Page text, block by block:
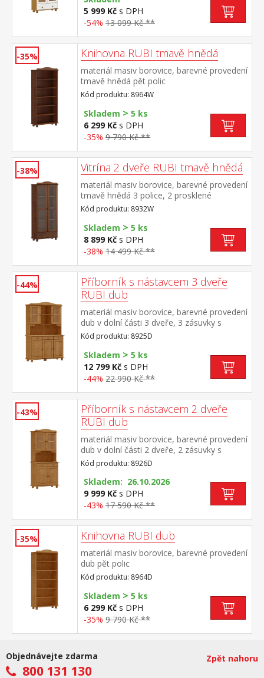
5 999 Kč s DPH
-54% 13 099 Kč **
-35% Knihovna RUBI tmavě hnědá
materiál masiv borovice, barevné provedení
tmavě hnědá pět polic
Kód produktu: 8964W
Skladem > 5 ks
6 299 Kč s DPH
-35% 9 790 Kč **
-38% Vitrína 2 dveře RUBI tmavě hnědá
materiál masiv borovice, barevné provedení
tmavě hnědá 3 police, 2 prosklené
dveře široká zásuvka s kovovými pojezdy
Kód produktu: 8932W
Skladem > 5 ks
8 899 Kč s DPH
-38% 14 499 Kč **
-44%
Příborník s nástavcem 3 dveře
RUBI dub
materiál masiv borovice, barevné provedení
dub v dolní části 3 dveře, 3 zásuvky s
kovovými pojezdy v horní části dvoje
prosklené dveře
Kód produktu: 8925D
Skladem > 5 ks
12 799 Kč s DPH
-44% 22 990 Kč **
-43%
Příborník s nástavcem 2 dveře
RUBI dub
materiál masiv borovice, barevné provedení
dub v dolní části 2 dveře, 2 zásuvky s
kovovými pojezdy v horní části dvoje
prosklené dveře
Kód produktu: 8926D
Skladem: 26.10.2026
9 999 Kč s DPH
-43% 17 590 Kč **
-35% Knihovna RUBI dub
materiál masiv borovice, barevné provedení
dub pět polic
Kód produktu: 8964D
Skladem > 5 ks
6 299 Kč s DPH
-35% 9 790 Kč **
Objednávejte zdarma
800 131 130
Zpět nahoru